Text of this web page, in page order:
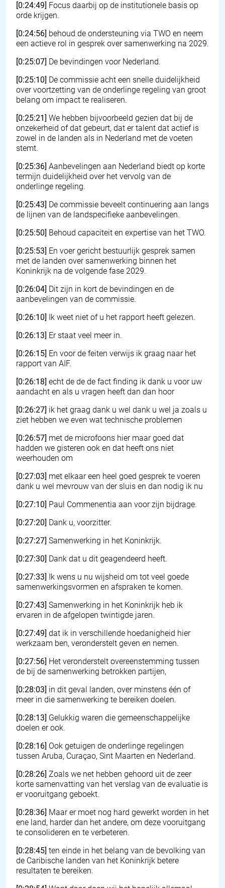
[0:24:49] Focus daarbij op de institutionele basis op
orde krijgen.
[0:24:56] behoud de ondersteuning via TWO en neem
een actieve rol in gesprek over samenwerking na 2029.
[0:25:07] De bevindingen voor Nederland.
[0:25:10] De commissie acht een snelle duidelijkheid
over voortzetting van de onderlinge regeling van groot
belang om impact te realiseren.
[0:25:21] We hebben bijvoorbeeld gezien dat bij de
onzekerheid of dat gebeurt, dat er talent dat actief is
zowel in de landen als in Nederland met de voeten
stemt.
[0:25:36] Aanbevelingen aan Nederland biedt op korte
termijn duidelijkheid over het vervolg van de
onderlinge regeling.
[0:25:43] De commissie beveelt continuering aan langs
de lijnen van de landspecifieke aanbevelingen.
[0:25:50] Behoud capaciteit en expertise van het TWO.
[0:25:53] En voer gericht bestuurlijk gesprek samen
met de landen over samenwerking binnen het
Koninkrijk na de volgende fase 2029.
[0:26:04] Dit zijn in kort de bevindingen en de
aanbevelingen van de commissie.
[0:26:10] Ik weet niet of u het rapport heeft gelezen.
[0:26:13] Er staat veel meer in.
[0:26:15] En voor de feiten verwijs ik graag naar het
rapport van AIF.
[0:26:18] echt de de de fact finding ik dank u voor uw
aandacht en als u vragen heeft dan dan hoor
[0:26:27] ik het graag dank u wel dank u wel ja zoals u
ziet hebben we even wat technische problemen
[0:26:57] met de microfoons hier maar goed dat
hadden we gisteren ook en dat heeft ons niet
weerhouden om
[0:27:03] met elkaar een heel goed gesprek te voeren
dank u wel mevrouw van der sluis en dan nodig ik nu
[0:27:10] Paul Commenentia aan voor zijn bijdrage.
[0:27:20] Dank u, voorzitter.
[0:27:27] Samenwerking in het Koninkrijk.
[0:27:30] Dank dat u dit geagendeerd heeft.
[0:27:33] Ik wens u nu wijsheid om tot veel goede
samenwerkingsvormen en afspraken te komen.
[0:27:43] Samenwerking in het Koninkrijk heb ik
ervaren in de afgelopen twintigde jaren.
[0:27:49] dat ik in verschillende hoedanigheid hier
werkzaam ben, veronderstelt geven en nemen.
[0:27:56] Het veronderstelt overeenstemming tussen
de bij de samenwerking betrokken partijen,
[0:28:03] in dit geval landen, over minstens één of
meer in die samenwerking te bereiken doelen.
[0:28:13] Gelukkig waren die gemeenschappelijke
doelen er ook.
[0:28:16] Ook getuigen de onderlinge regelingen
tussen Aruba, Curaçao, Sint Maarten en Nederland.
[0:28:26] Zoals we net hebben gehoord uit de zeer
korte samenvatting van het verslag van de evaluatie is
er vooruitgang geboekt.
[0:28:36] Maar er moet nog hard gewerkt worden in het
ene land, harder dan het andere, om deze vooruitgang
te consolideren en te verbeteren.
[0:28:45] ten einde in het belang van de bevolking van
de Caribische landen van het Koninkrijk betere
resultaten te bereiken.